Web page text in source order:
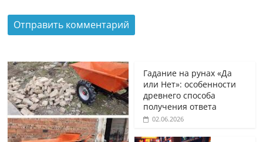
Гадание на рунах «Да
или Нет»: особенности
древнего способа
получения ответа
02.06.2026